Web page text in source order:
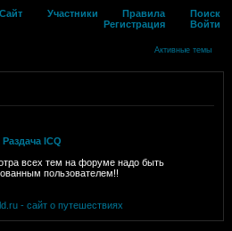
Сайт Участники Правила
Поиск
Регистрация
Войти
Активные темы
Раздача ICQ
всех тем на форуме надо быть
пользователем!!
- сайт о путешествиях